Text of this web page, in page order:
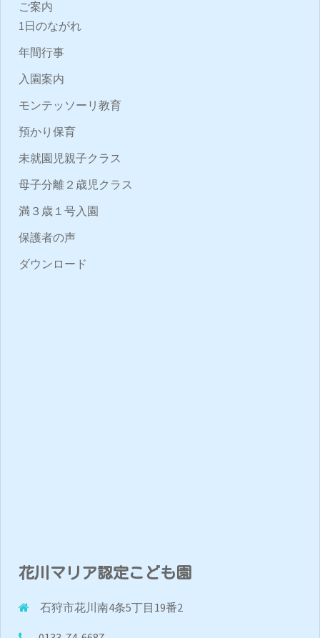
ご案内
1日のながれ
年間行事
入園案内
モンテッソーリ教育
預かり保育
未就園児親子クラス
母子分離２歳児クラス
満３歳１号入園
保護者の声
ダウンロード
花川マリア認定こども園
石狩市花川南4条5丁目19番2